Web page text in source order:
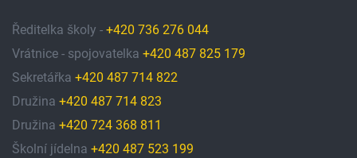
Ředitelka školy - +420 736 276 044
Vrátnice - spojovatelka +420 487 825 179
Sekretářka +420 487 714 822
Družina +420 487 714 823
Družina +420 724 368 811
Školní jídelna +420 487 523 199